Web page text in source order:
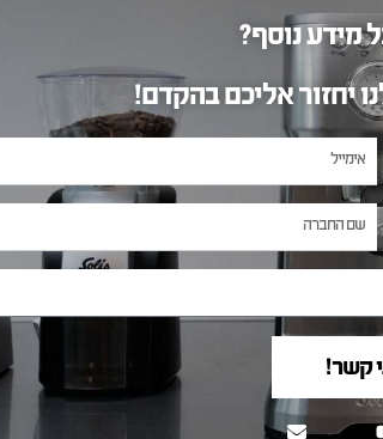
מידע נוסף?
יחזור אליכם בהקדם!
קשר!